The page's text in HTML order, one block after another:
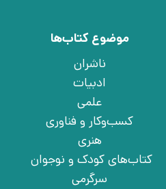
موضوع کتاب‌ها
ناشران
ادبیات
علمی
کسب‌وکار و فناوری
هنری
کتاب‌های کودک و نوجوان
سرگرمی